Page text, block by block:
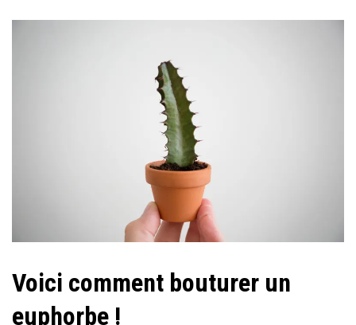
Voici comment bouturer un
euphorbe !